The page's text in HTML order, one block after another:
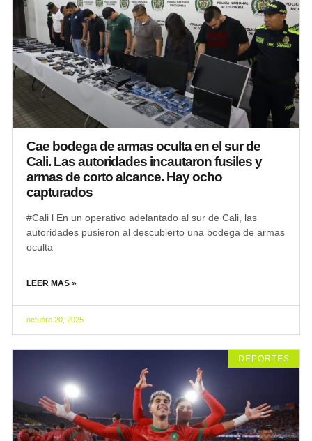
Cae bodega de armas oculta en el sur de
Cali. Las autoridades incautaron fusiles y
armas de corto alcance. Hay ocho
capturados
#Cali l En un operativo adelantado al sur de Cali, las
autoridades pusieron al descubierto una bodega de armas
oculta
LEER MAS »
octubre 20, 2025
DEPORTES